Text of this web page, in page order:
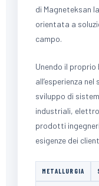
di Magneteksan
orientata a
campo.
Unendo il
all’esperienza
sviluppo di
industriali,
prodotti
esigenze dei
METALLURGIA